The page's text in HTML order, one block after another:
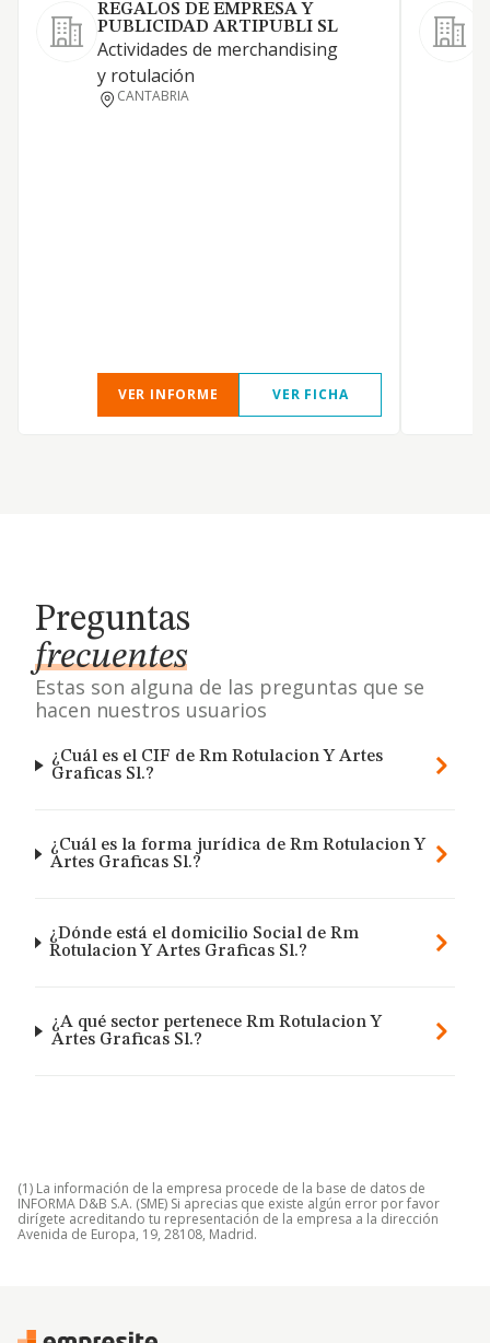
REGALOS DE EMPRESA Y
PUBLICIDAD ARTIPUBLI SL
Actividades de merchandising
y rotulación
CANTABRIA
VER INFORME VER FICHA
Preguntas
frecuentes
Estas son alguna de las preguntas que se
hacen nuestros usuarios
¿Cuál es el CIF de Rm Rotulacion Y Artes
Graficas Sl.?
¿Cuál es la forma jurídica de Rm Rotulacion Y
Artes Graficas Sl.?
¿Dónde está el domicilio Social de Rm
Rotulacion Y Artes Graficas Sl.?
¿A qué sector pertenece Rm Rotulacion Y
Artes Graficas Sl.?
(1) La información de la empresa procede de la base de datos de
INFORMA D&B S.A. (SME) Si aprecias que existe algún error por favor
dirígete acreditando tu representación de la empresa a la dirección
Avenida de Europa, 19, 28108, Madrid.